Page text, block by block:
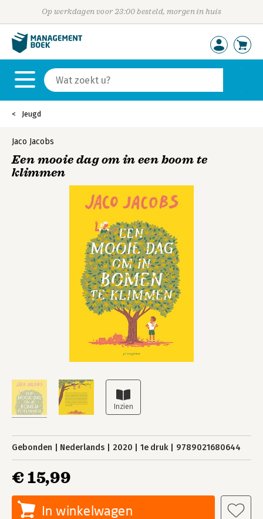
Op werkdagen voor 23:00 besteld, morgen in huis
Jeugd
Jaco Jacobs
Een mooie dag om in een boom te
klimmen
Gebonden Nederlands 2020 1e druk 9789021680644
€ 15,99
In winkelwagen